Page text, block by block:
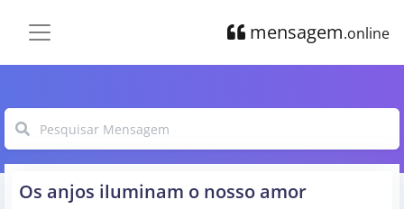
mensagem.online
Os anjos iluminam o nosso amor